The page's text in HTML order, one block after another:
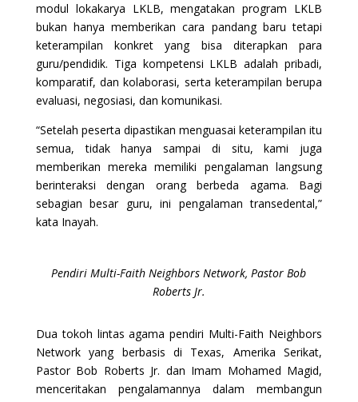
modul lokakarya LKLB, mengatakan program LKLB
bukan hanya memberikan cara pandang baru tetapi
keterampilan konkret yang bisa diterapkan para
guru/pendidik. Tiga kompetensi LKLB adalah pribadi,
komparatif, dan kolaborasi, serta keterampilan berupa
evaluasi, negosiasi, dan komunikasi.
“Setelah peserta dipastikan menguasai keterampilan itu
semua, tidak hanya sampai di situ, kami juga
memberikan mereka memiliki pengalaman langsung
berinteraksi dengan orang berbeda agama. Bagi
sebagian besar guru, ini pengalaman transedental,”
kata Inayah.
Pendiri Multi-Faith Neighbors Network, Pastor Bob
Roberts Jr.
Dua tokoh lintas agama pendiri Multi-Faith Neighbors
Network yang berbasis di Texas, Amerika Serikat,
Pastor Bob Roberts Jr. dan Imam Mohamed Magid,
menceritakan pengalamannya dalam membangun